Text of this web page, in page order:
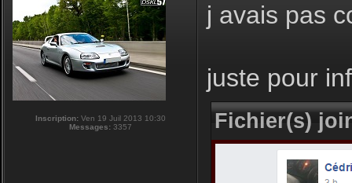
Inscription: Ven 19 Juil 2013 10:30
Messages: 3357
j avais pas
juste pour
Fichier(s)